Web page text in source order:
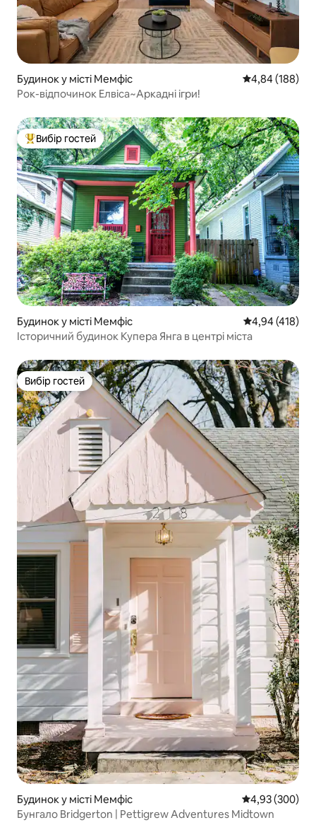
Будинок у місті Мемфіс Середня
4,84 (188)
Рок-відпочинок Елвіса~Аркадні ігри!
Топ вибір гостей
Вибір гостей
Будинок у місті Мемфіс Середня
4,94 (418)
Історичний будинок Купера Янга в центрі міста
Вибір гостей
Вибір гостей
Будинок у місті Мемфіс Середня
4,93 (300)
Бунгало Bridgerton | Pettigrew Adventures Midtown